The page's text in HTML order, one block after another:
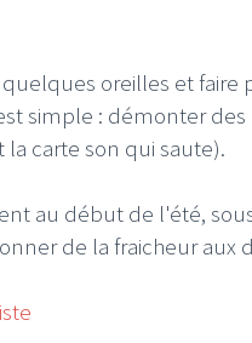
oreilles et faire
simple : démonter
carte son qui saute).
au début de l'été,
de la fraicheur aux